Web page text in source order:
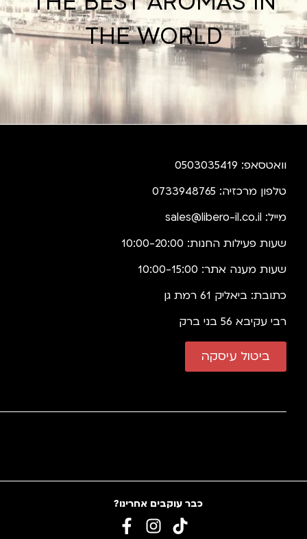
THE WORLD
וואטסאפ: 0503035419
טלפון מרכזיה: 0733948765
מייל: sales@libero-il.co.il
שעות פעילות החנות: 10:00-20:00
שעות מענה אתר: 10:00-15:00
כתובת: ביאליק 61 רמת גן
רבי עקיבא 56 בני ברק
ביטול עיסקה
כבר עוקבים אחרינו?